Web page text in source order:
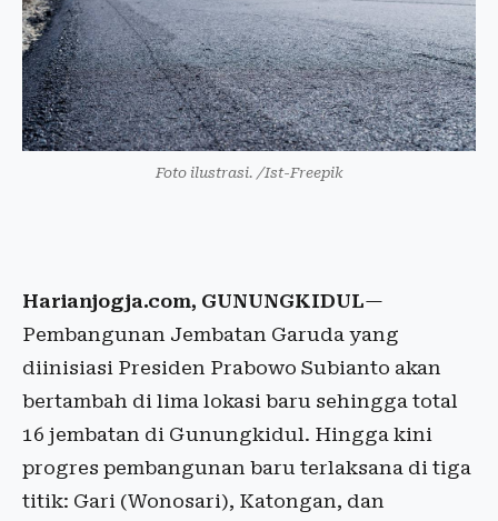
Foto ilustrasi. /Ist-Freepik
Harianjogja.com, GUNUNGKIDUL—
Pembangunan Jembatan Garuda yang
diinisiasi Presiden Prabowo Subianto akan
bertambah di lima lokasi baru sehingga total
16 jembatan di Gunungkidul. Hingga kini
progres pembangunan baru terlaksana di tiga
titik: Gari (Wonosari), Katongan, dan